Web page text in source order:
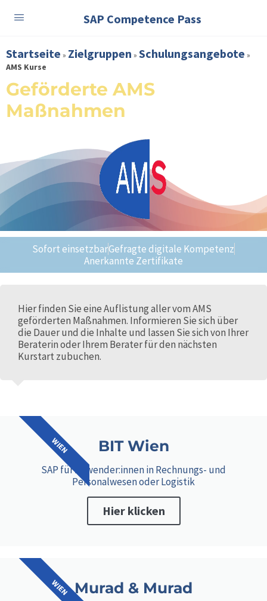
SAP Competence Pass
Startseite » Zielgruppen » Schulungsangebote »
AMS Kurse
Geförderte AMS
Maßnahmen
Sofort einsetzbarGefragte digitale Kompetenz
Anerkannte Zertifikate
Hier finden Sie eine Auflistung aller vom AMS
geförderten Maßnahmen. Informieren Sie sich über
die Dauer und die Inhalte und lassen Sie sich von Ihrer
Beraterin oder Ihrem Berater für den nächsten
Kurstart zubuchen.
BIT Wien
SAP für Anwender:innen in Rechnungs- und
Personalwesen oder Logistik
Hier klicken
WIEN
Murad & Murad
WIEN